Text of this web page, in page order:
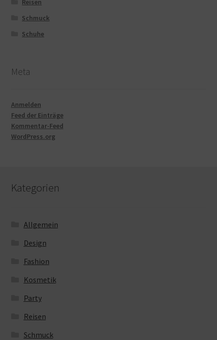
Reisen
Schmuck
Schuhe
Meta
Anmelden
Feed der Einträge
Kommentar-Feed
WordPress.org
Kategorien
Allgemein
Design
Fashion
Kosmetik
Party
Reisen
Schmuck